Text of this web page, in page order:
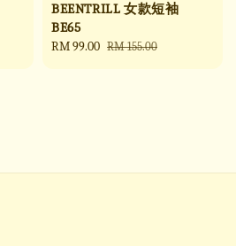
BEENTRILL 女款短袖
BE65
Sale
RM 99.00 Regular
RM 155.00